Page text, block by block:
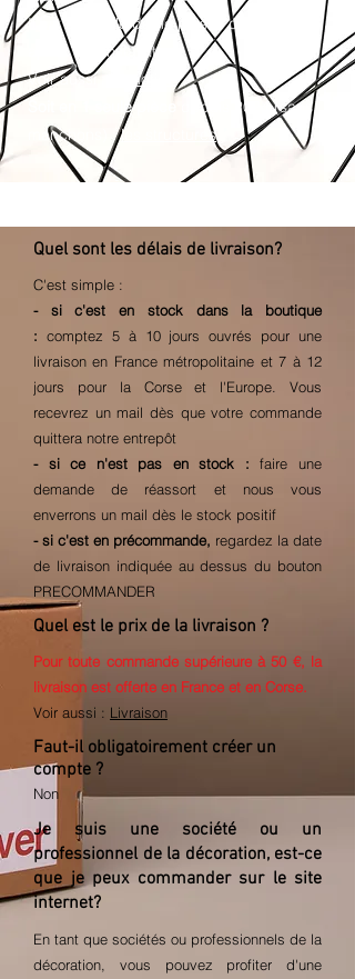
Il est conseillé de ne plus le démonter
après son installation
Voir aussi :
La notice
Soit en 1 seule pièce
depuis 2024 (sans
manchons) :les structures
Quel sont les délais de livraison?
C'est simple :
- si c'est en stock dans la boutique
: comptez 5 à 10 jours ouvrés pour une
livraison en France métropolitaine et 7 à 12
jours pour la Corse et l'Europe. Vous
recevrez un mail dès que votre commande
quittera notre entrepôt
- si ce n'est pas en stock : faire une
demande de réassort et nous vous
enverrons un mail dès le stock positif
- si c'est en précommande, regardez la date
de livraison indiquée au dessus du bouton
PRECOMMANDER
Quel est le prix de la livraison ?
Pour toute commande supérieure à 50 €, la
livraison est offerte en France et en Corse.
Voir aussi : Livraison
Faut-il obligatoirement créer un
compte ?
Non
Je suis une société ou un
professionnel de la décoration, est-ce
que je peux commander sur le site
internet?
En tant que sociétés ou professionnels de la
décoration, vous pouvez profiter d'une